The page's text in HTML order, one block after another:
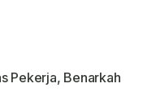
Pekerja, Benarkah